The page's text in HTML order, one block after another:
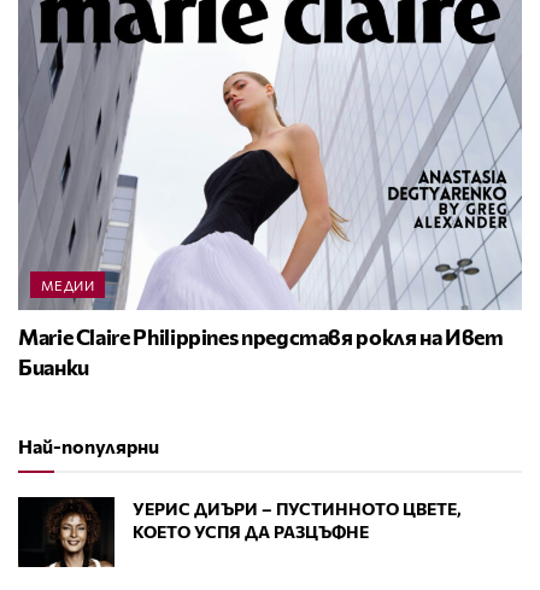
МЕДИИ
Marie Claire Philippines представя рокля на Ивет
Бианки
Най-популярни
УЕРИС ДИЪРИ – ПУСТИННОТО ЦВЕТЕ,
КОЕТО УСПЯ ДА РАЗЦЪФНЕ